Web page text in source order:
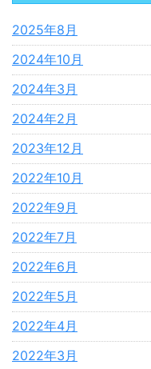
2025年8月
2024年10月
2024年3月
2024年2月
2023年12月
2022年10月
2022年9月
2022年7月
2022年6月
2022年5月
2022年4月
2022年3月